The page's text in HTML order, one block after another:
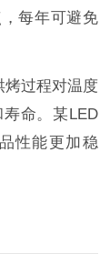
每年可避免
烤过程对温度
命。某LED
性能更加稳